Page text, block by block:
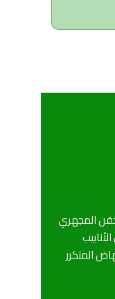
المجهري
المتكرر